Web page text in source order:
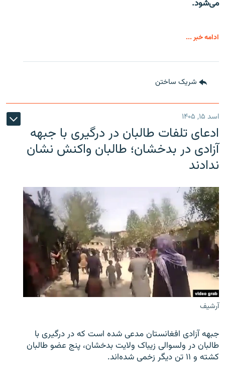
می‌شود.
ادامه خبر ...
شریک ساختن
اسد ۱۵, ۱۴۰۵
ادعای تلفات طالبان در درگیری با جبهه
آزادی در بدخشان؛ طالبان واکنش نشان
ندادند
آرشیف
جبهه آزادی افغانستان مدعی شده است که در درگیری با
طالبان در ولسوالی زیباک ولایت بدخشان، پنج عضو طالبان
کشته و ۱۱ تن دیگر زخمی شده‌اند.